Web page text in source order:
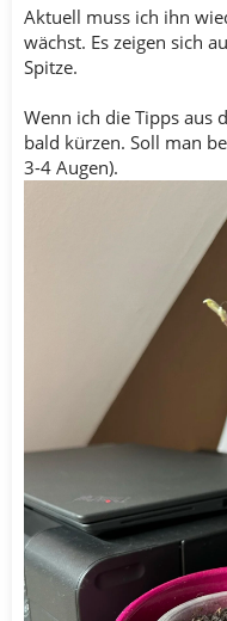
Aktuell muss ich ihn
wächst. Es zeigen sich
Spitze.
Wenn ich die Tipps aus
bald kürzen. Soll man
3-4 Augen).